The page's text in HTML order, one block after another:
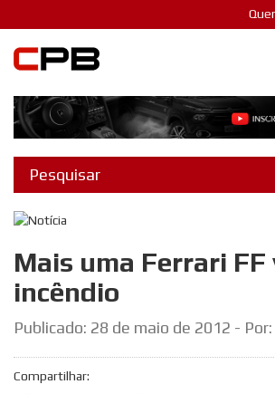
Mais uma Ferrari
incêndio
Publicado: 28 de maio de 2012 -
Compartilhar: